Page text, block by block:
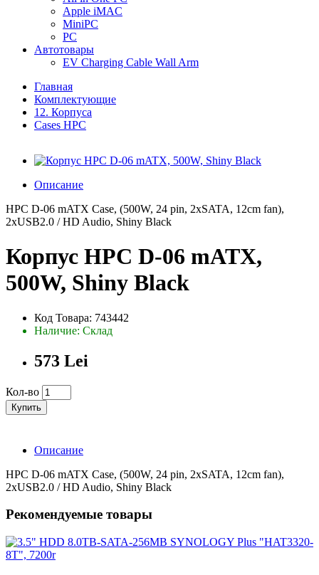
Apple iMAC
MiniPC
PC
Автотовары
EV Charging Cable Wall Arm
Главная
Комплектующие
12. Корпуса
Cases HPC
Описание
HPC D-06 mATX Case, (500W, 24 pin, 2xSATA, 12cm fan),
2xUSB2.0 / HD Audio, Shiny Black
Корпус HPC D-06 mATX,
500W, Shiny Black
Код Товара: 743442
Наличие: Склад
573 Lei
Кол-во
Купить
Описание
HPC D-06 mATX Case, (500W, 24 pin, 2xSATA, 12cm fan),
2xUSB2.0 / HD Audio, Shiny Black
Рекомендуемые товары